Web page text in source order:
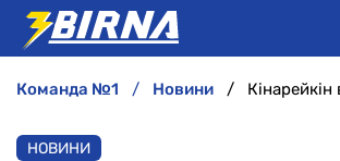
команда №1 новини
НОВИНИ